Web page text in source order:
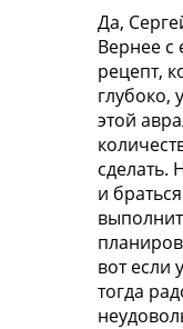
Да,
Вернее с
рецепт,
глубоко,
этой
сделать.
и
вот если
тогда